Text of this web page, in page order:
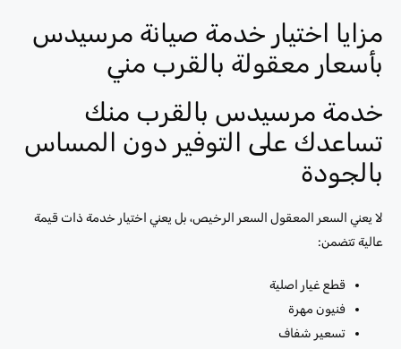
مزايا اختيار خدمة صيانة مرسيدس
بأسعار معقولة بالقرب مني
خدمة مرسيدس بالقرب منك
تساعدك على التوفير دون المساس
بالجودة
لا يعني السعر المعقول السعر الرخيص، بل يعني اختيار خدمة ذات قيمة
عالية تتضمن:
قطع غيار اصلية
فنيون مهرة
تسعير شفاف